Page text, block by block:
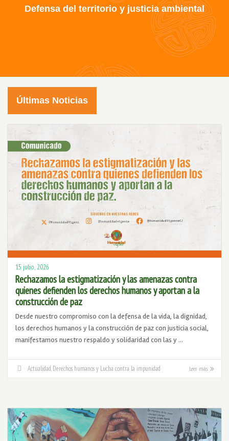
Defensa del territorio y justicia ambiental
Últimas Noticias
15 julio, 2026
Rechazamos la estigmatización y las amenazas contra
quienes defienden los derechos humanos y aportan a la
construcción de paz
Desde nuestro compromiso con la defensa de la vida, la dignidad,
los derechos humanos y la construcción de paz con justicia social,
manifestamos nuestro respaldo y solidaridad con las y …
Actualidad Derechos humanos y Lucha contra la impunidad Leer más